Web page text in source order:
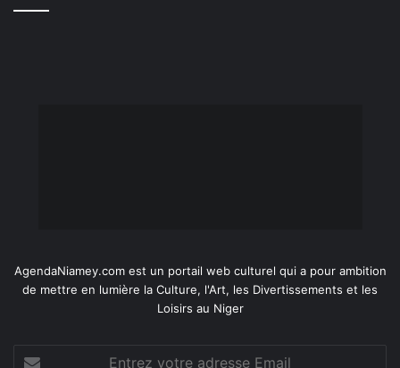
AgendaNiamey.com est un portail web culturel qui a pour ambition
de mettre en lumière la Culture, l'Art, les Divertissements et les
Loisirs au Niger
Entrez